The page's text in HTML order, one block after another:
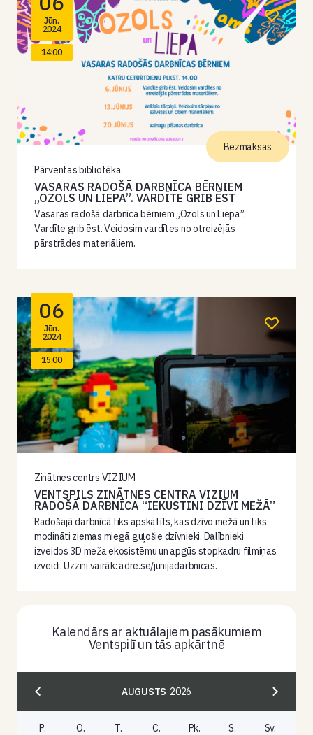
Jūn.
2024
14:00
Pārventas bibliotēka
VASARAS RADOŠĀ DARBNĪCA BĒRNIEM
„OZOLS UN LIEPA”. VARDĪTE GRIB ĒST
Vasaras radošā darbnīca bērniem „Ozols un Liepa”.
Vardīte grib ēst. Veidosim vardītes no otreizējās
pārstrādes materiāliem.
Bezmaksas
06
Jūn.
2024
15:00
Zinātnes centrs VIZIUM
VENTSPILS ZINĀTNES CENTRA VIZIUM
RADOŠĀ DARBNĪCA “IEKUSTINI DZĪVI MEŽĀ”
Radošajā darbnīcā tiks apskatīts, kas dzīvo mežā un tiks
modināti ziemas miegā guļošie dzīvnieki. Dalībnieki
izveidos 3D meža ekosistēmu un apgūs stopkadru filmiņas
izveidi. Uzzini vairāk: adre.se/junijadarbnicas.
Kalendārs ar aktuālajiem pasākumiem
Ventspilī un tās apkārtnē
AUGUSTS 2026
P. O. T. C. Pk. S. Sv.